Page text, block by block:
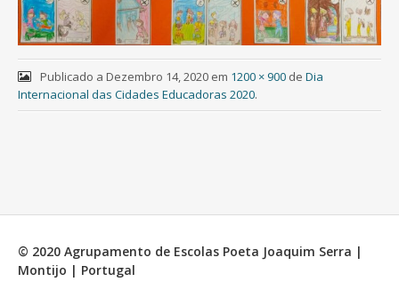
Publicado a Dezembro 14, 2020em 1200 × 900de Dia
Internacional das Cidades Educadoras 2020.
© 2020 Agrupamento de Escolas Poeta Joaquim Serra |
Montijo | Portugal